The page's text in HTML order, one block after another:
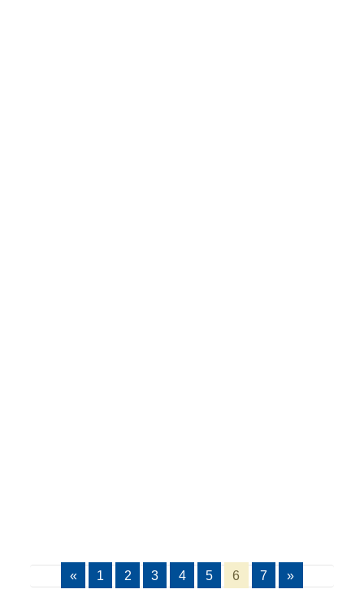
« 1 2 3 4 5 6 7 »